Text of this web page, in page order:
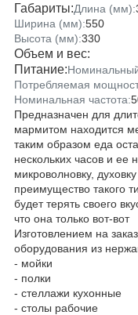
Габариты:Длина (мм):
Ширина (мм):550
Высота (мм):330
Объем и вес:
Питание:
Потребляемая
Номинальная частота:
Предназначен для
мармитом находится
таким образом еда
нескольких часов и ее
микроволновку,
преимущество такого
будет терять своего
что она только вот-вот
Изготовлением на
оборудования из
- мойки
- полки
- стеллажи кухонные
- столы рабочие